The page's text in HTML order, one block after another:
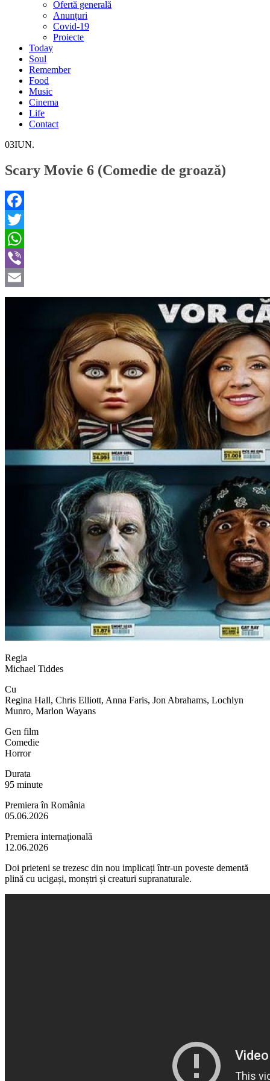
Ofertă generală
Anunțuri
Covid-19
Proiecte
Today
Soul
Remember
Food
Music
Cinema
Life
Contact
03IUN.
Scary Movie 6 (Comedie de groază)
Facebook
Twitter
WhatsApp
Viber
Email
Regia
Michael Tiddes
Cu
Regina Hall, Chris Elliott, Anna Faris, Jon Abrahams, Lochlyn
Munro, Marlon Wayans
Gen film
Comedie
Horror
Durata
95 minute
Premiera în România
05.06.2026
Premiera internațională
12.06.2026
Doi prieteni se trezesc din nou implicați într-un poveste dementă
plină cu ucigași, monștri și creaturi supranaturale.